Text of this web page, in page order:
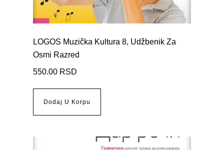
LOGOS Muzička Kultura 8, Udžbenik Za
Osmi Razred
550.00 RSD
Dodaj U Korpu